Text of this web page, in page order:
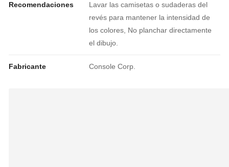
Recomendaciones
Lavar las camisetas o sudaderas del
revés para mantener la intensidad de
los colores, No planchar directamente
el dibujo.
Fabricante Console Corp.